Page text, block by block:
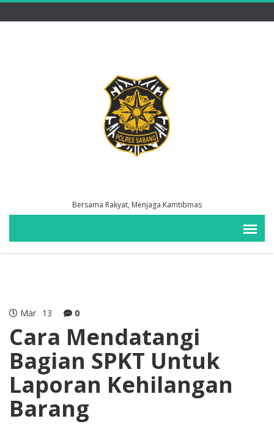
Bersama Rakyat, Menjaga Kamtibmas
Mar 13 0
Cara Mendatangi
Bagian SPKT Untuk
Laporan Kehilangan
Barang